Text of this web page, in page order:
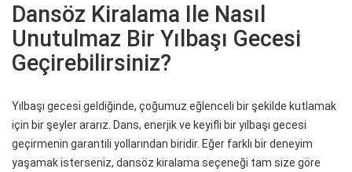
Dansöz Kiralama Ile Nasıl
Unutulmaz Bir Yılbaşı Gecesi
Geçirebilirsiniz?
Yılbaşı gecesi geldiğinde, çoğumuz eğlenceli bir şekilde kutlamak
için bir şeyler ararız. Dans, enerjik ve keyifli bir yılbaşı gecesi
geçirmenin garantili yollarından biridir. Eğer farklı bir deneyim
yaşamak isterseniz, dansöz kiralama seçeneği tam size göre